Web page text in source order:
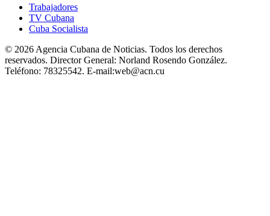
Trabajadores
TV Cubana
Cuba Socialista
© 2026 Agencia Cubana de Noticias. Todos los derechos
reservados. Director General: Norland Rosendo González.
Teléfono: 78325542. E-mail:web@acn.cu